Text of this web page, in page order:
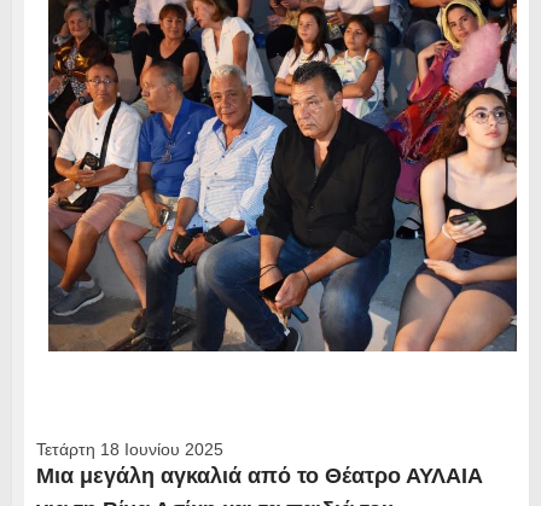
Τετάρτη 18 Ιουνίου 2025
Μια μεγάλη αγκαλιά από το Θέατρο ΑΥΛΑΙΑ